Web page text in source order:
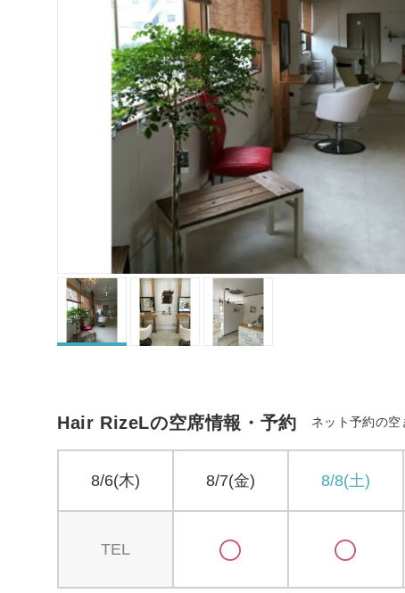
Hair RizeLの空席情報・予約 ネット予約の空
8/6(木)
TEL
8/7(金) 8/8(土)